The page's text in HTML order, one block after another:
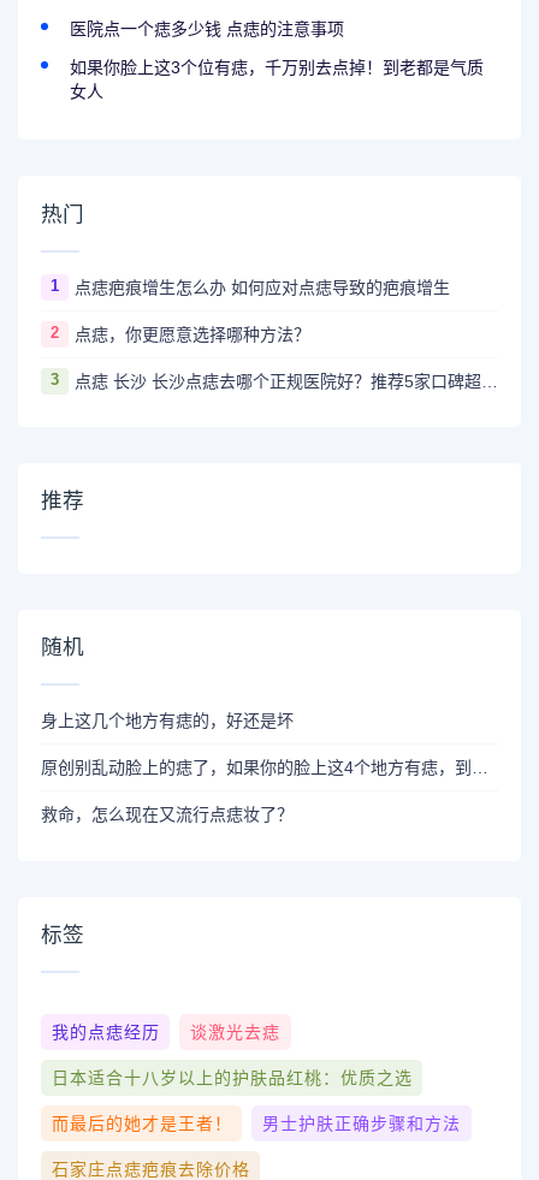
医院点一个痣多少钱 点痣的注意事项
如果你脸上这3个位有痣，千万别去点掉！到老都是气质
女人
热门
1 点痣疤痕增生怎么办 如何应对点痣导致的疤痕增生
2 点痣，你更愿意选择哪种方法？
3
推荐
随机
身上这几个地方有痣的，好还是坏
原创别乱动脸上的痣了，如果你的脸上这4个地方有痣，到老都优雅
救命，怎么现在又流行点痣妆了？
标签
我的点痣经历 谈激光去痣
日本适合十八岁以上的护肤品红桃：优质之选
而最后的她才是王者！ 男士护肤正确步骤和方法
石家庄点痣疤痕去除价格